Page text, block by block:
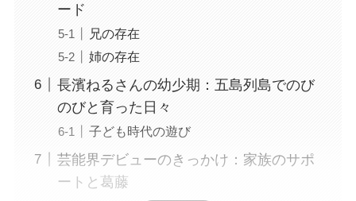
ード
兄の存在
姉の存在
長濱ねるさんの幼少期：五島列島でのび
のびと育った日々
子ども時代の遊び
芸能界デビューのきっかけ：家族のサポ
ートと葛藤